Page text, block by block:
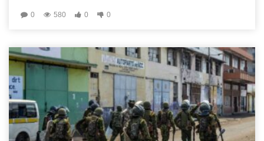
0 580 0 0